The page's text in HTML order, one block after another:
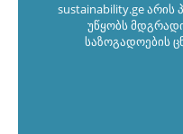
sustainability.ge
უწყობს
საზოგადოების